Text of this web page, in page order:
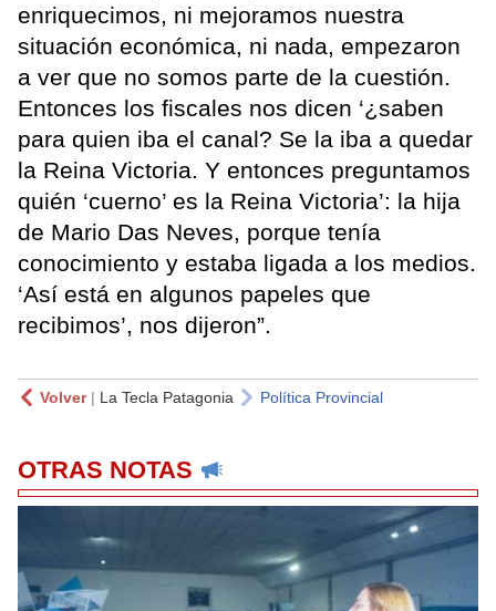
enriquecimos, ni mejoramos nuestra
situación económica, ni nada, empezaron
a ver que no somos parte de la cuestión.
Entonces los fiscales nos dicen ‘¿saben
para quien iba el canal? Se la iba a quedar
la Reina Victoria. Y entonces preguntamos
quién ‘cuerno’ es la Reina Victoria’: la hija
de Mario Das Neves, porque tenía
conocimiento y estaba ligada a los medios.
‘Así está en algunos papeles que
recibimos’, nos dijeron”.
Volver| La Tecla Patagonia Política Provincial
OTRAS NOTAS